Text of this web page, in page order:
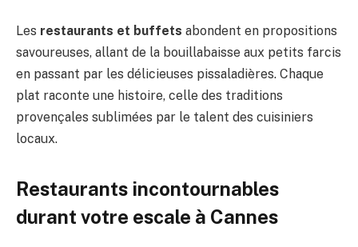
Les restaurants et buffets abondent en propositions
savoureuses, allant de la bouillabaisse aux petits farcis
en passant par les délicieuses pissaladières. Chaque
plat raconte une histoire, celle des traditions
provençales sublimées par le talent des cuisiniers
locaux.
Restaurants incontournables
durant votre escale à Cannes